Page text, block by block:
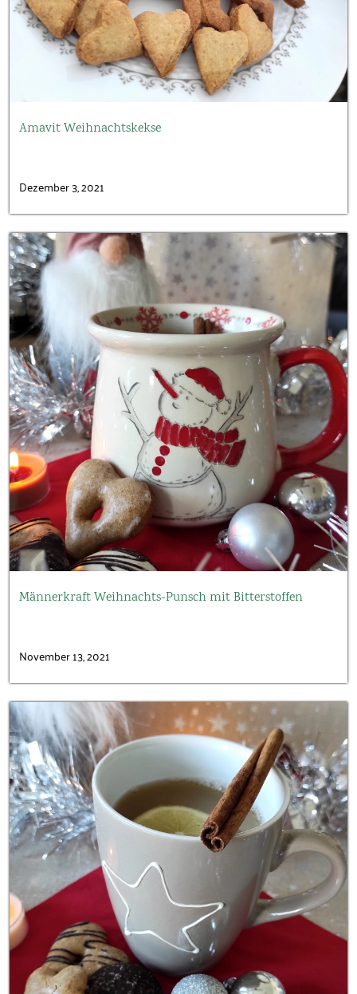
Amavit Weihnachtskekse
Dezember 3, 2021
Männerkraft Weihnachts-Punsch mit Bitterstoffen
November 13, 2021